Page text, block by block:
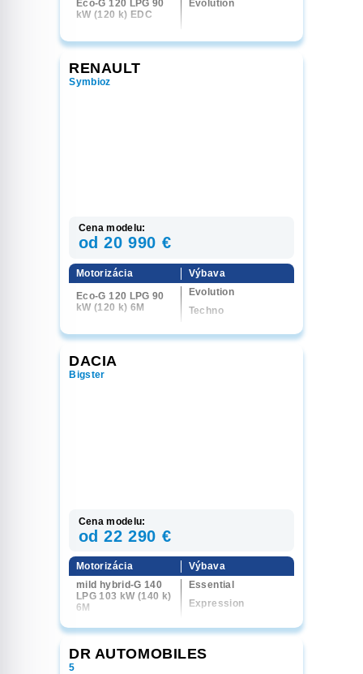
Eco-G 120 LPG 90
kW (120 k) EDC
Evolution
RENAULT
Symbioz
Cena modelu:
od 20 990 €
Motorizácia
Eco-G 120 LPG 90
kW (120 k) 6M
Výbava
Evolution
Techno
DACIA
Bigster
Cena modelu:
od 22 290 €
Motorizácia
mild hybrid-G 140
LPG 103 kW (140 k)
6M
hybrid-G 150 LPG
113 kW (150 k) 4x4
6AT
Výbava
Essential
Expression
DR AUTOMOBILES
5